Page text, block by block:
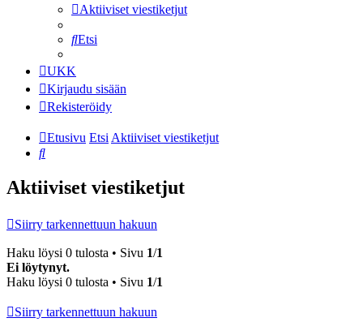
Aktiiviset viestiketjut
Etsi
UKK
Kirjaudu sisään
Rekisteröidy
Etusivu EtsiAktiiviset viestiketjut
Etsi
Aktiiviset viestiketjut
Siirry tarkennettuun hakuun
Haku löysi 0 tulosta • Sivu 1/1
Ei löytynyt.
Haku löysi 0 tulosta • Sivu 1/1
Siirry tarkennettuun hakuun